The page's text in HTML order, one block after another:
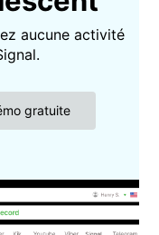
aucune activité
gratuite